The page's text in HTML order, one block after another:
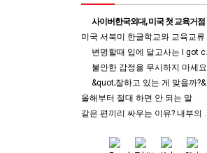
사이버한국외대, 미국 첫 교육거점 구축…뉴욕에 미주글로벌센터 개소 - 재외동포신문
미국 서북미 한글학교와 교육교류 첫 물꼬 - 사회적경제뉴스
변명할때 입에 달고사는 I got carried away????????
불안한 감정을 무시하지 마세요
&quot;잘하고 있는 게 맞을까?&quot; 세바시 대표가 비교 지옥에서 탈출한 방법 [#세바시45 에디토리얼 ep.2]
올해부터 절대 하면 안 되는 말
같은 편끼리 싸우는 이유? 내부의 적이 더 무섭다? 인간이 갈등을 빚는 이유ㅣ최재천의 아마존